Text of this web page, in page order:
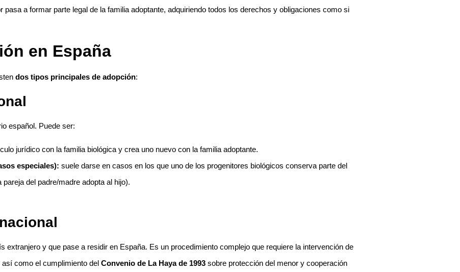
pasa a formar parte legal de la familia adoptante, adquiriendo todos los derechos y obligaciones como si
en España
dos tipos principales de adopción:
español. Puede ser:
jurídico con la familia biológica y crea uno nuevo con la familia adoptante.
especiales): suele darse en casos en los que uno de los progenitores biológicos conserva parte del
del padre/madre adopta al hijo).
extranjero y que pase a residir en España. Es un procedimiento complejo que requiere la intervención de
como el cumplimiento del Convenio de La Haya de 1993sobre protección del menor y cooperación